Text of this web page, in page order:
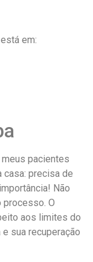
em:
pacientes
casa: precisa de
Não
processo. O
aos limites do
sua recuperação